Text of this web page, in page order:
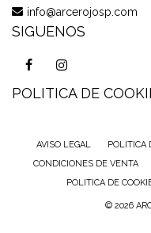
info@arcerojosp.com
SIGUENOS
POLITICA DE
AVISO LEGAL POLITICA
CONDICIONES DE VENTA
POLITICA DE
© 2026